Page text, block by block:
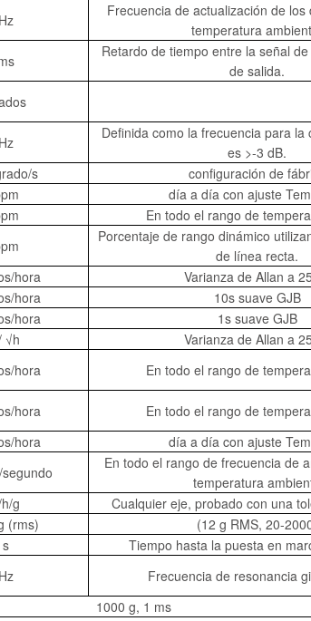
Hz
Frecuencia de actualización de
temperatura
Retardo de tiempo entre la señal
de salida.
Hz
Definida como la frecuencia para la
es >-3 dB.
s
configuración de
día a día con ajuste
En todo el rango de
Porcentaje de rango dinámico
de línea recta.
hora
Varianza de Allan a
hora
10s suave GJB
hora
1s suave GJB
√h
Varianza de Allan a
hora
En todo el rango de
hora
En todo el rango de
hora
día a día con ajuste
En todo el rango de frecuencia de
temperatura
g
Cualquier eje, probado con una
(rms)
(12 g RMS, 20-
s
Tiempo hasta la puesta en
Hz
Frecuencia de resonancia
1000 g, 1 ms